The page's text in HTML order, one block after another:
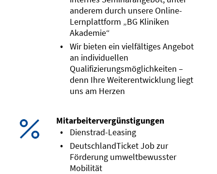
anderem durch unsere Online-
Lernplattform „BG Kliniken
Akademie“
Wir bieten ein vielfältiges Angebot
an individuellen
Qualifizierungsmöglichkeiten –
denn Ihre Weiterentwicklung liegt
uns am Herzen
Mitarbeitervergünstigungen
Dienstrad-Leasing
DeutschlandTicket Job zur
Förderung umweltbewusster
Mobilität